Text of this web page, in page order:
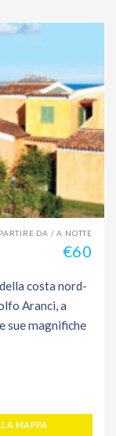
DA / A NOTTE
€60
costa nord-
Aranci, a
sue magnifiche
MAPPA